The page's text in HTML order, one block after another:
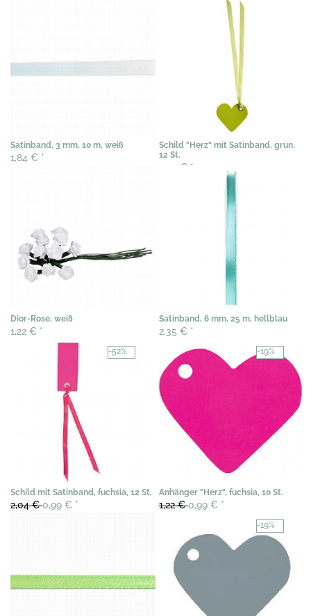
Satinband, 3 mm, 10 m, weiß
1,84 € *
Schild "Herz" mit Satinband, grün,
12 St.
2,35 € *
Dior-Rose, weiß
1,22 € *
Satinband, 6 mm, 25 m, hellblau
2,35 € *
-52%
Schild mit Satinband, fuchsia, 12 St.
2,04 €0,99 € *
-19%
Anhänger "Herz", fuchsia, 10 St.
1,22 €0,99 € *
-19%